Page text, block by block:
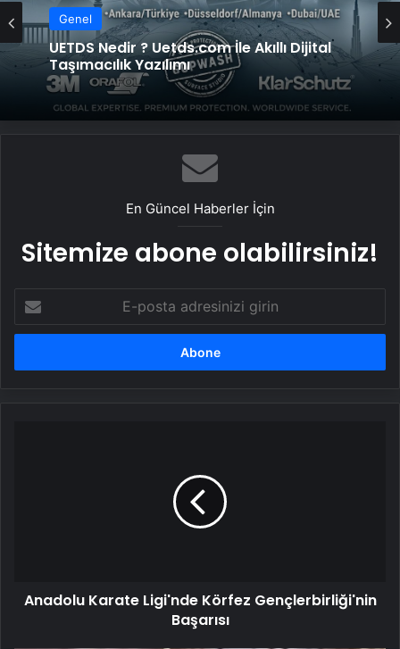
Genel
UETDS Nedir ? Uetds.com İle Akıllı Dijital
Taşımacılık Yazılımı
En Güncel Haberler İçin
Sitemize abone olabilirsiniz!
posta
adresinizi
Anadolu Karate Ligi'nde Körfez Gençlerbirliği'nin
Başarısı